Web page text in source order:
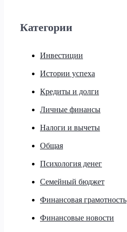
Категории
Инвестиции
Истории успеха
Кредиты и долги
Личные финансы
Налоги и вычеты
Общая
Психология денег
Семейный бюджет
Финансовая грамотность
Финансовые новости